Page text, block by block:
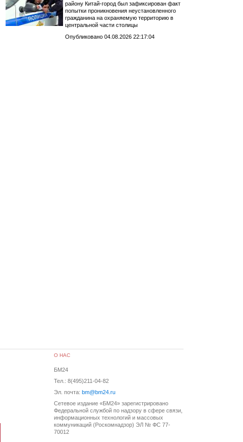
району Китай-город был зафиксирован факт
попытки проникновения неустановленного
гражданина на охраняемую территорию в
центральной части столицы
Опубликовано 04.08.2026 22:17:04
О НАС
БМ24
Тел.: 8(495)211-04-82
Эл. почта: bm@bm24.ru
Сетевое издание «БМ24» зарегистрировано
Федеральной службой по надзору в сфере связи,
информационных технологий и массовых
коммуникаций (Роскомнадзор) ЭЛ № ФС 77-
70012